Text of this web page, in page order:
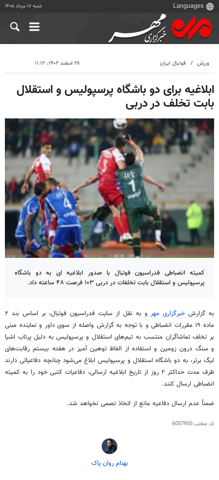
شنبه ۱۷ مرداد ۱۴۰۵
ورزش فوتبال ایران ۲۸ اسفند ۱۴۰۲، ۱۱:۱۲
ابلاغیه برای دو باشگاه پرسپولیس و استقلال
بابت تخلف در دربی
کمیته انضباطی فدراسیون فوتبال با صدور ابلاغیه ای به دو باشگاه
پرسپولیس و استقلال بابت تخلفات در دربی ۱۰۳ فرصت ۴۸ ساعته داد.
به گزارشخبرگزاری مهر
و به نقل از سایت فدراسیون فوتبال، بر اساس بند ۲
ماده ۱۹ مقررات انضباطی و با توجه به گزارش واصله از سوی داور و نماینده مبنی
بر تخلف تماشاگران منتسب به تیم‌های استقلال و پرسپولیس به دلیل پرتاب اشیا
و سنگ درونزومین و استفاده از الفاظ توهینآمیز در هفته بیستم رقابت‌های
لیگ برتر، به دو باشگاه استقلال و پرسپولیس ابلاغ می‌شود چنانچه دفاعیاتی دارند
ظرف مدت حداکثر ۲ روز از تاریخ ابلاغیه ارسالی، دفاعیات کتبی خود را به کمیته
انضباطی ارسال کنند.
ضمناً عدم ارسال دفاعیه مانع از اتخاذ تصمی نخواهد شد.
کد مطلب6057955
بهنام روان پاک